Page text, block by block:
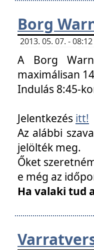
Borg
2013. 05. 07. -
A Borg
maximálisan
Indulás 8:45-
Jelentkezés itt!
Az alábbi
jelölték meg.
Őket
e még az
Ha valaki tud